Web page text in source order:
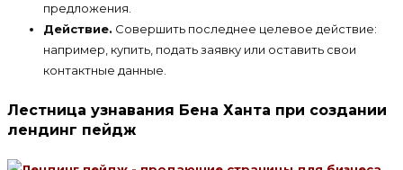
предложения.
Действие. Совершить последнее целевое действие:
например, купить, подать заявку или оставить свои
контактные данные.
Лестница узнавания Бена Ханта при создании
лендинг пейдж